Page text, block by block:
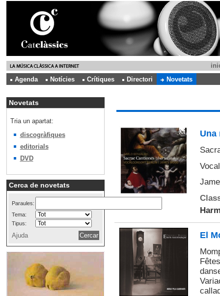
Agenda
Notícies Crítiques Directori Novetats
Novetats
Tria un apartat:
discogràfiques
editorials
DVD
Cerca de novetats
Paraules:
Tema:
Tipus:
Ajuda
Una
El